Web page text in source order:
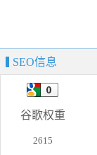
SEO信息
谷歌权重
2615